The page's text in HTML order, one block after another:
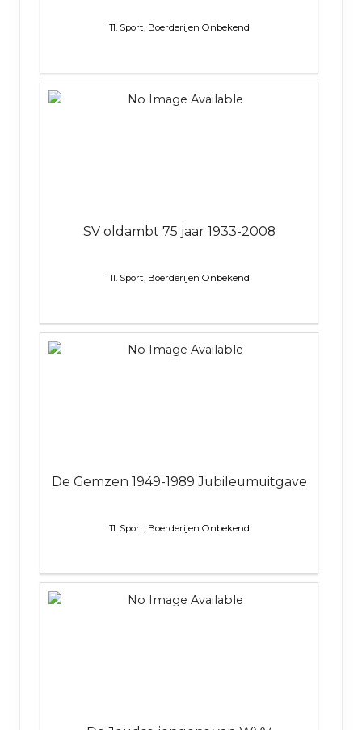
11. Sport, Boerderijen Onbekend
SV oldambt 75 jaar 1933-2008
11. Sport, Boerderijen Onbekend
De Gemzen 1949-1989 Jubileumuitgave
11. Sport, Boerderijen Onbekend